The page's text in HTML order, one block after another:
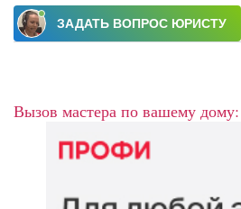
Главное меню
Вызов мастера по вашему дому: